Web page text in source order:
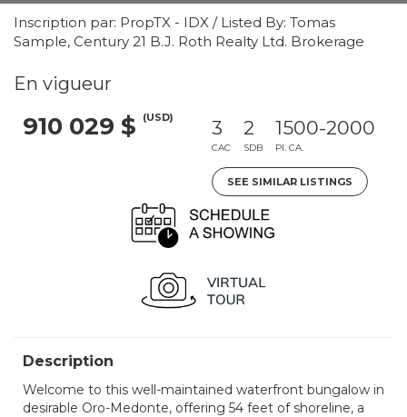
Inscription par: PropTX - IDX / Listed By: Tomas
Sample, Century 21 B.J. Roth Realty Ltd. Brokerage
En vigueur
910 029 $ (USD) 3
CAC
2
SDB
1500-2000
PI. CA.
SEE SIMILAR LISTINGS
Description
Welcome to this well-maintained waterfront bungalow in
desirable Oro-Medonte, offering 54 feet of shoreline, a